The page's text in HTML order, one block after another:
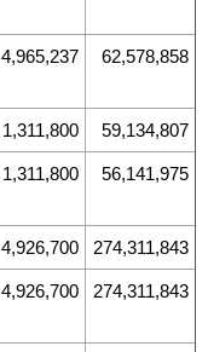
4,965,237 62,578,858
1,311,800 59,134,807
1,311,800 56,141,975
4,926,700 274,311,843
4,926,700 274,311,843